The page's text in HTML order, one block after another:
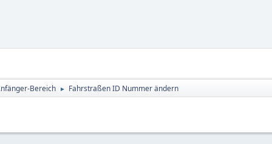
Bereich ► Fahrstraßen ID Nummer ändern